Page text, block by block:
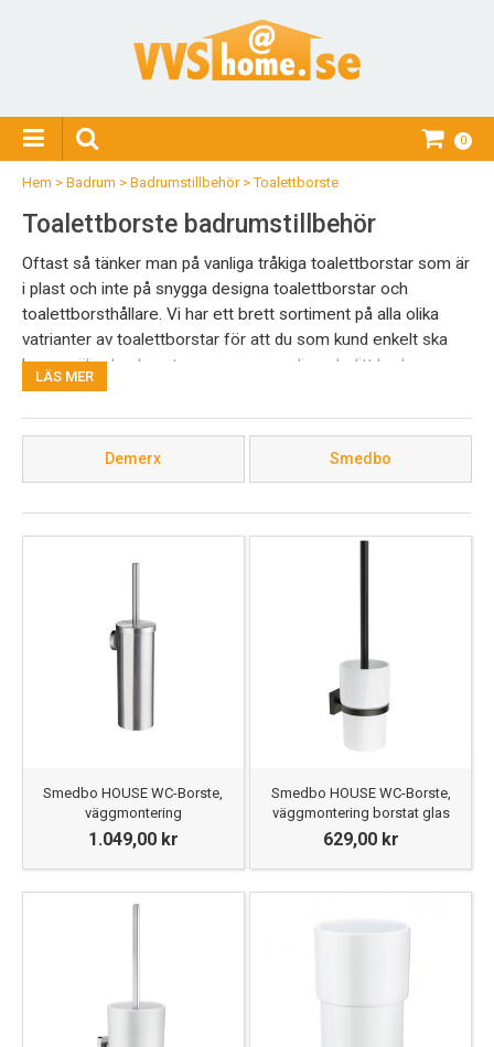
0
Hem > Badrum > Badrumstillbehör>Toalettborste
Toalettborste badrumstillbehör
Oftast så tänker man på vanliga tråkiga toalettborstar som är
i plast och inte på snygga designa toalettborstar och
toalettborsthållare. Vi har ett brett sortiment på alla olika
vatrianter av toalettborstar för att du som kund enkelt ska
kunna välja den borsten som passar dig och ditt badrum
bäst. har du några frågor kring toalettborstar eller vill ha mer
information så är du välkommen att kontakta vår kundtjänst.
LÄS MER
Demerx Smedbo
Smedbo HOUSE WC-Borste,
väggmontering
1.049,00 kr
Smedbo HOUSE WC-Borste,
väggmontering borstat glas
629,00 kr